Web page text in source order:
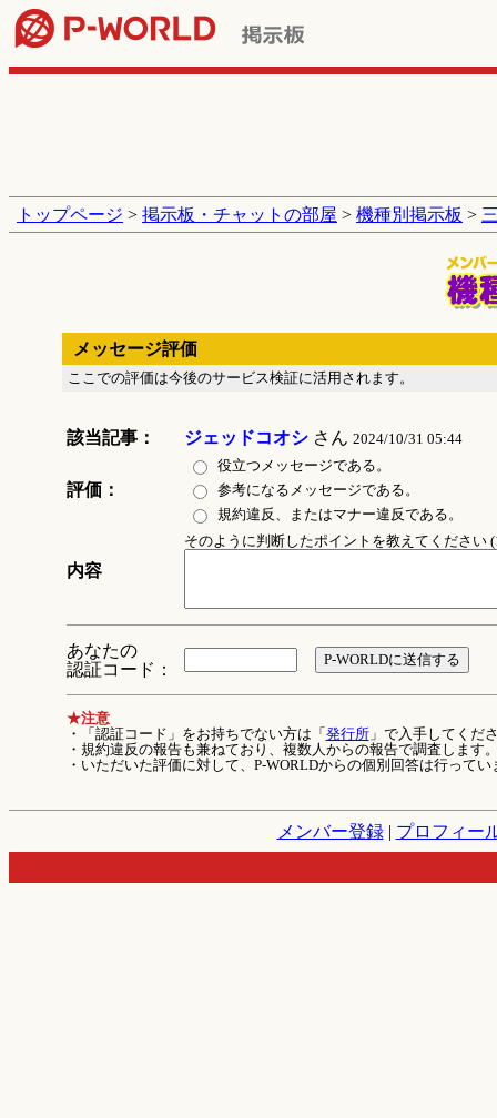
トップページ > 掲示板・チャットの部屋 > 機種別掲示板 >
メッセージ評価
ここでの評価は今後のサービス検証に活用されます。
該当記事： ジェッドコオシさん 2024/10/31 05:44
評価：
役立つメッセージである。
参考になるメッセージである。
規約違反、またはマナー違反である。
内容
そのように判断したポイントを教えてください
あなたの
認証コード：
★注意
・「認証コード」をお持ちでない方は「 発行所」で入手してくだ
・規約違反の報告も兼ねており、複数人からの報告で調査します
・いただいた評価に対して、P-WORLDからの個別回答は行ってい
メンバー登録| プロフィー